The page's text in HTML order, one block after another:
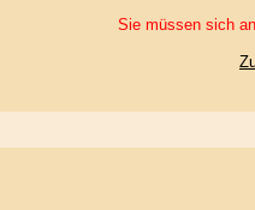
Sie müssen sich